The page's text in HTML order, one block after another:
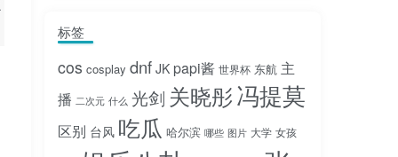
标签
cos cosplay dnf JK papi酱 世界杯 东航 主
播 二次元 什么 光剑 关晓彤冯提莫
区别 台风 吃瓜 哈尔滨 哪些 图片 大学 女孩